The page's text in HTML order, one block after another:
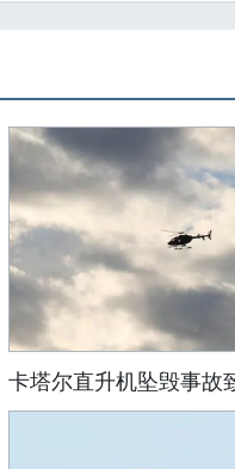
卡塔尔直升机坠毁事故